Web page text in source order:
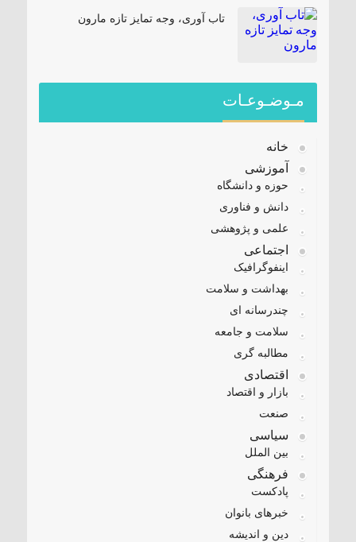
تاب آوری، وجه تمایز تازه مارون
مـوضـوعـات
خانه
آموزشی
حوزه و دانشگاه
دانش و فناوری
علمی و پژوهشی
اجتماعی
اینفوگرافیک
بهداشت و سلامت
چندرسانه ای
سلامت و جامعه
مطالبه گری
اقتصادی
بازار و اقتصاد
صنعت
سیاسی
بین الملل
فرهنگی
پادکست
خبرهای بانوان
دین و اندیشه